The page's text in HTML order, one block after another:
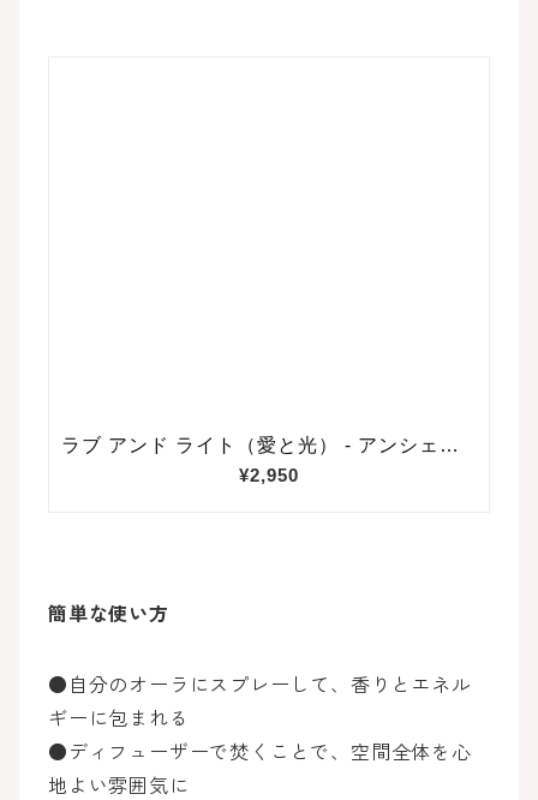
簡単な使い方
●自分のオーラにスプレーして、香りとエネル
ギーに包まれる
●ディフューザーで焚くことで、空間全体を心
地よい雰囲気に